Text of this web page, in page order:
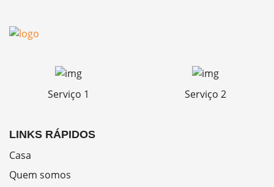
Serviço 1 Serviço 2
LINKS RÁPIDOS
Casa
Quem somos